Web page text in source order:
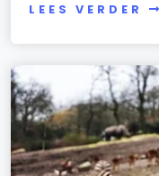
LEES VERDER